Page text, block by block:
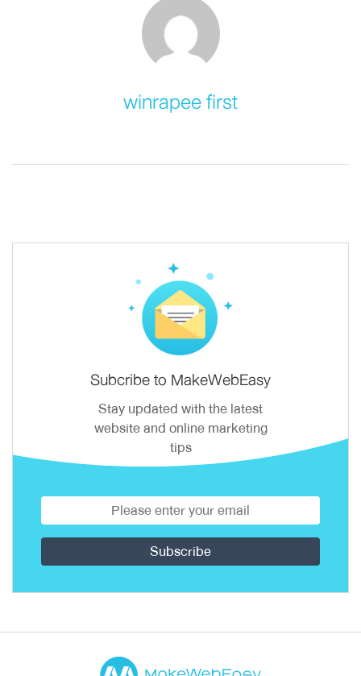
winrapee first
Subcribe to MakeWebEasy
Stay updated with the latest
website and online marketing
tips